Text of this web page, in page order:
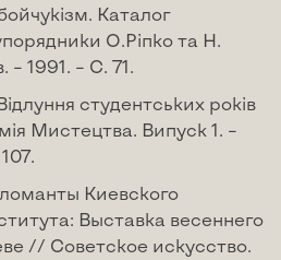
Каталог
О.Ріпко та Н.
– 1991. – С. 71.
студентських років
Мистецтва. Випуск 1. –
Киевского
Выставка весеннего
// Советское искусство.